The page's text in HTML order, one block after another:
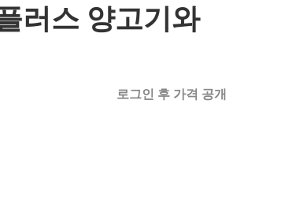
러스 양고기와
로그인 후 가격 공개